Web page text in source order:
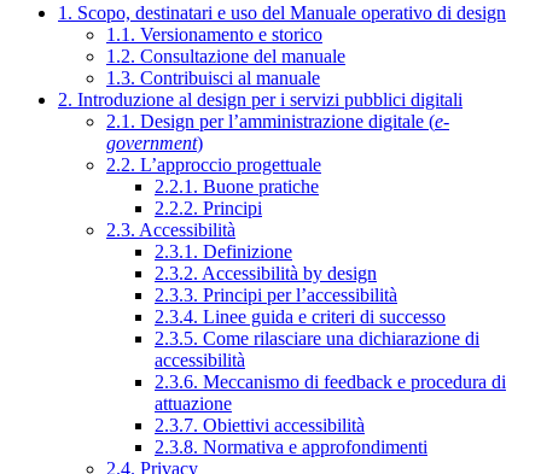
1. Scopo, destinatari e uso del Manuale operativo di design
1.1. Versionamento e storico
1.2. Consultazione del manuale
1.3. Contribuisci al manuale
2. Introduzione al design per i servizi pubblici digitali
2.1. Design per l’amministrazione digitale (e-
government)
2.2. L’approccio progettuale
2.2.1. Buone pratiche
2.2.2. Principi
2.3. Accessibilità
2.3.1. Definizione
2.3.2. Accessibilità by design
2.3.3. Principi per l’accessibilità
2.3.4. Linee guida e criteri di successo
2.3.5. Come rilasciare una dichiarazione di
accessibilità
2.3.6. Meccanismo di feedback e procedura di
attuazione
2.3.7. Obiettivi accessibilità
2.3.8. Normativa e approfondimenti
2.4. Privacy